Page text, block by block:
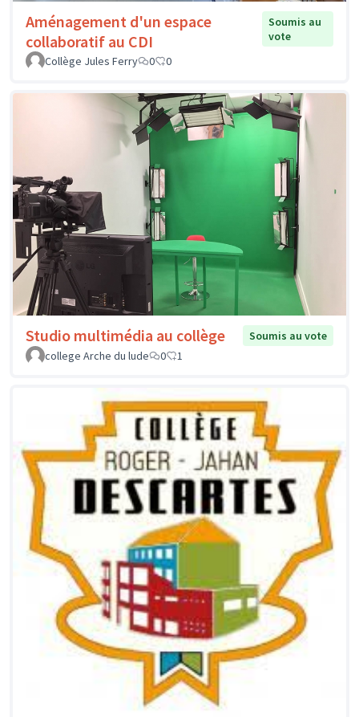
Aménagement d'un espace
collaboratif au CDI
Soumis au
vote
Collège Jules Ferry
0 0
Studio multimédia au collège
Soumis au vote
college Arche du lude
0 1